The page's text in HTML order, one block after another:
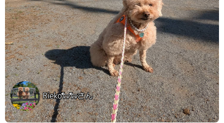
Rieko🐑🐑さん